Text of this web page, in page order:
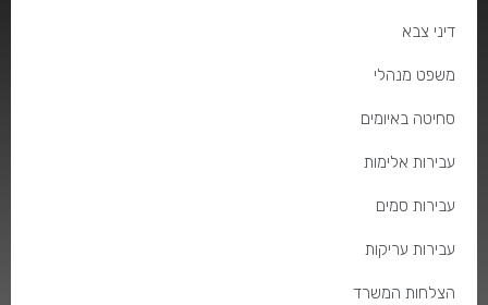
דיני צבא
משפט מנהלי
סחיטה באיומים
עבירות אלימות
עבירות סמים
עבירות עריקות
הצלחות המשרד